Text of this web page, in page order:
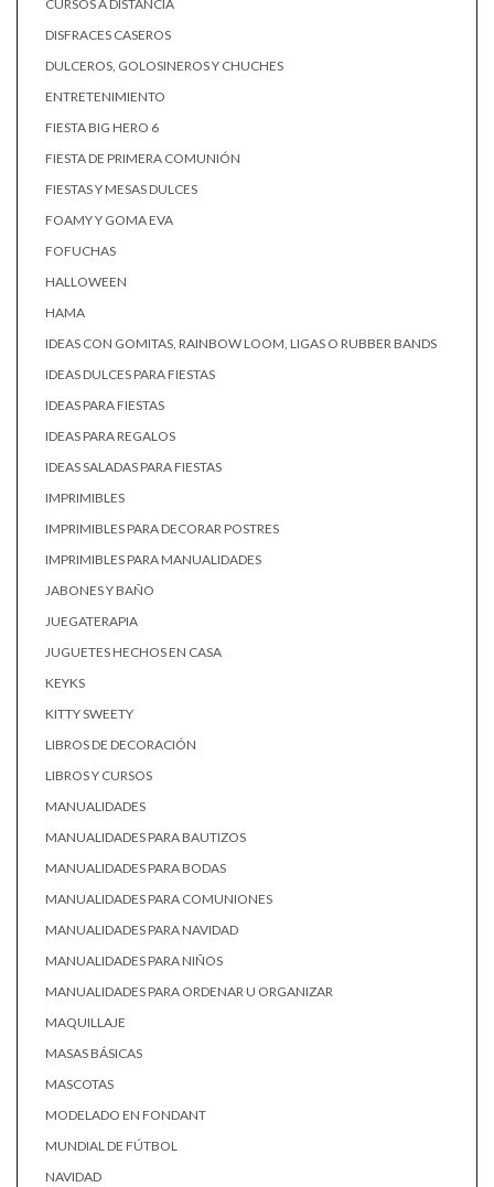
CURSOS A DISTANCIA
DISFRACES CASEROS
DULCEROS, GOLOSINEROS Y CHUCHES
ENTRETENIMIENTO
FIESTA BIG HERO 6
FIESTA DE PRIMERA COMUNIÓN
FIESTAS Y MESAS DULCES
FOAMY Y GOMA EVA
FOFUCHAS
HALLOWEEN
HAMA
IDEAS CON GOMITAS, RAINBOW LOOM, LIGAS O RUBBER BANDS
IDEAS DULCES PARA FIESTAS
IDEAS PARA FIESTAS
IDEAS PARA REGALOS
IDEAS SALADAS PARA FIESTAS
IMPRIMIBLES
IMPRIMIBLES PARA DECORAR POSTRES
IMPRIMIBLES PARA MANUALIDADES
JABONES Y BAÑO
JUEGATERAPIA
JUGUETES HECHOS EN CASA
KEYKS
KITTY SWEETY
LIBROS DE DECORACIÓN
LIBROS Y CURSOS
MANUALIDADES
MANUALIDADES PARA BAUTIZOS
MANUALIDADES PARA BODAS
MANUALIDADES PARA COMUNIONES
MANUALIDADES PARA NAVIDAD
MANUALIDADES PARA NIÑOS
MANUALIDADES PARA ORDENAR U ORGANIZAR
MAQUILLAJE
MASAS BÁSICAS
MASCOTAS
MODELADO EN FONDANT
MUNDIAL DE FÚTBOL
NAVIDAD